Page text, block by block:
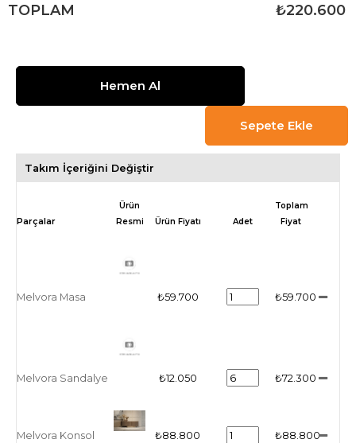
TOPLAM ₺220.600
Takım İçeriğini Değiştir
Ürün
Resmi
Ürün Fiyatı Adet
Toplam
Fiyat
Melvora Masa ₺59.700 ₺59.700
Melvora Sandalye ₺12.050 ₺72.300
Melvora Konsol ₺88.800 ₺88.800